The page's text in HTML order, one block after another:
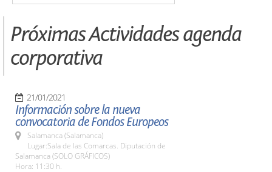
Próximas Actividades agenda
corporativa
21/01/2021
Información sobre la nueva
convocatoria de Fondos Europeos
Salamanca (Salamanca)
Lugar:Sala de las Comarcas. Diputación de
Salamanca (SOLO GRÁFICOS)
Hora: 11:30 h.